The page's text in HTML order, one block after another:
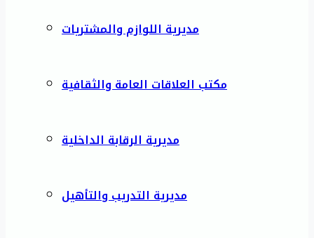
مديرية اللوازم والمشتريات
مكتب العلاقات العامة والثقافية
مديرية الرقابة الداخلية
مديرية التدريب والتأهيل